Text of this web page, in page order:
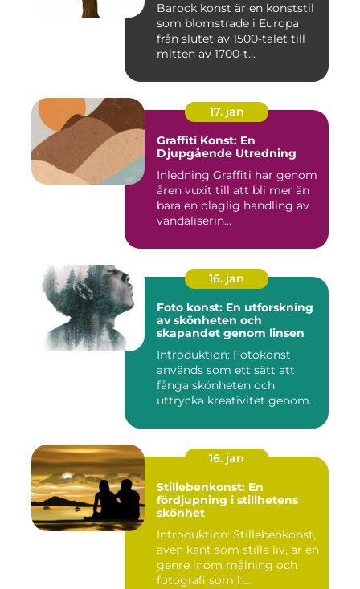
Barock konst är en konststil
som blomstrade i Europa
från slutet av 1500-talet till
mitten av 1700-t...
17. jan
Graffiti Konst: En
Djupgående Utredning
Inledning Graffiti har genom
åren vuxit till att bli mer än
bara en olaglig handling av
vandaliserin...
16. jan
Foto konst: En utforskning
av skönheten och
skapandet genom linsen
Introduktion: Fotokonst
används som ett sätt att
fånga skönheten och
uttrycka kreativitet genom
16. jan
Stillebenkonst: En
fördjupning i stillhetens
skönhet
Introduktion: Stillebenkonst,
även känt som stilla liv, är en
genre inom målning och
fotografi som h...